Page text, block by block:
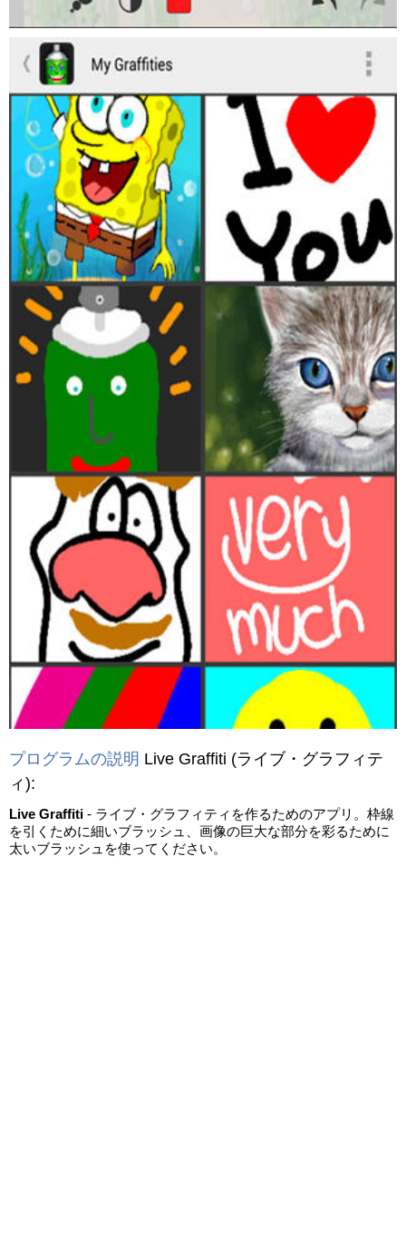
プログラムの説明 Live Graffiti (ライブ・グラフィテ
ィ):
Live Graffiti - ライブ・グラフィティを作るためのアプリ。枠線
を引くために細いブラッシュ、画像の巨大な部分を彩るために
太いブラッシュを使ってください。